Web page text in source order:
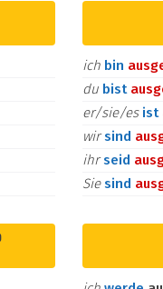
ich bin aus
du bist aus
er/sie/es ist
wirsind aus
ihrseid aus
Siesind aus